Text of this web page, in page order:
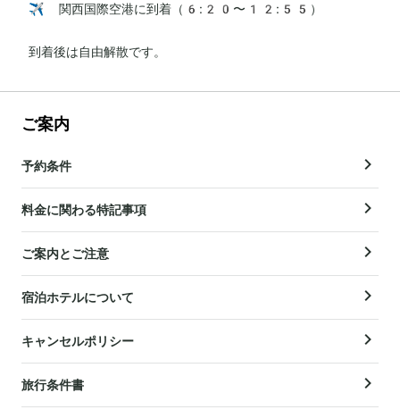
✈️ 関西国際空港に到着（6:20〜12:55）
到着後は自由解散です。
ご案内
予約条件
料金に関わる特記事項
ご案内とご注意
宿泊ホテルについて
キャンセルポリシー
旅行条件書